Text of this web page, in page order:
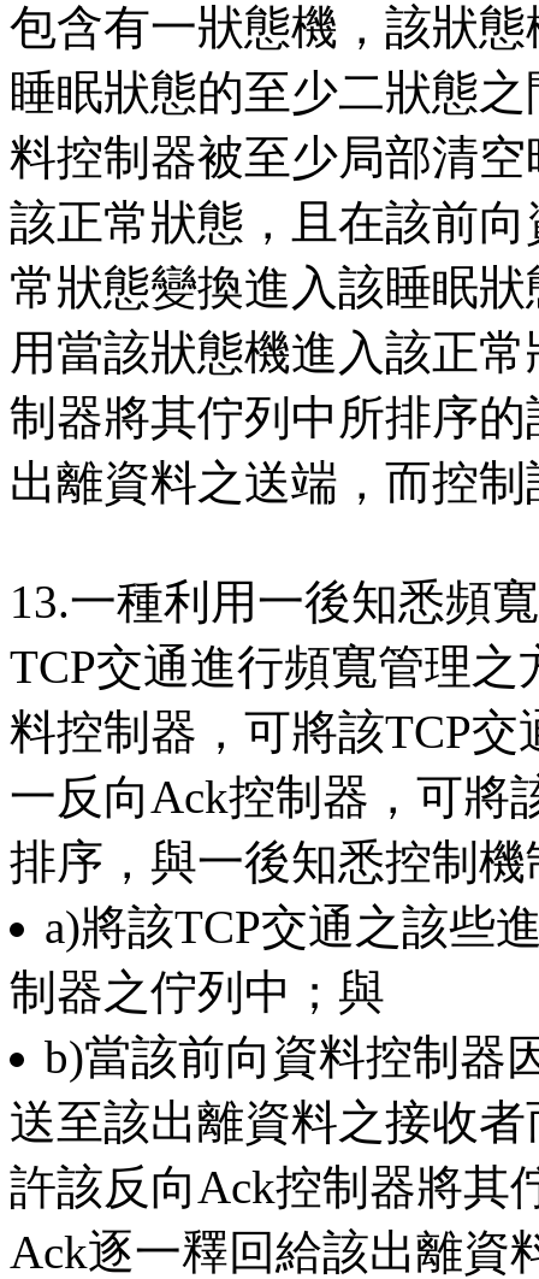
包含有一狀態機，該狀
睡眠狀態的至少二狀態
料控制器被至少局部清
該正常狀態，且在該前
常狀態變換進入該睡眠
用當該狀態機進入該正
制器將其佇列中所排序
出離資料之送端，而控
13.一種利用一後知悉頻
TCP交通進行頻寬管理
料控制器，可將該TCP
一反向Ack控制器，可將
排序，與一後知悉控制
a)將該TCP交通之該些
制器之佇列中；與
b)當該前向資料控制器
送至該出離資料之接收
許該反向Ack控制器將其
Ack逐一釋回給該出離資